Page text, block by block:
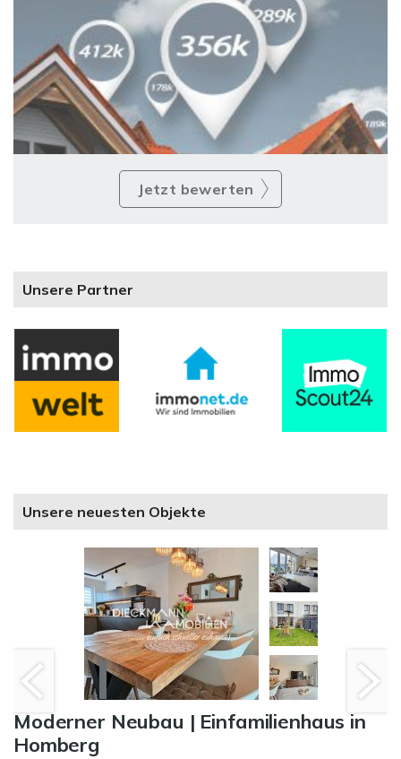
Jetzt bewerten
Unsere Partner
Unsere neuesten Objekte
Moderner Neubau | Einfamilienhaus in
Homberg